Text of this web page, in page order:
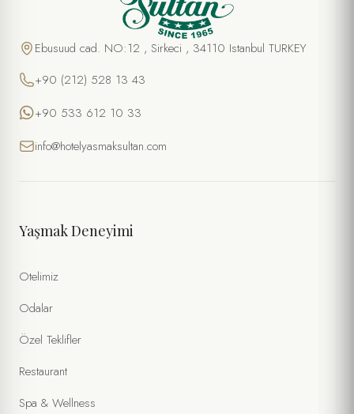
Ebusuud cad. NO:12 , Sirkeci , 34110 Istanbul TURKEY
+90 (212) 528 13 43
+90 533 612 10 33
info@hotelyasmaksultan.com
Yaşmak Deneyimi
Otelimiz
Odalar
Özel Teklifler
Restaurant
Spa & Wellness